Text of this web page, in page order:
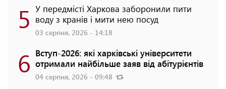
5 У передмісті Харкова заборонили пити
воду з кранів і мити нею посуд
03 серпня, 2026 - 14:18
6 Вступ-2026: які харківські університети
отримали найбільше заяв від абітурієнтів
04 серпня, 2026 - 09:48